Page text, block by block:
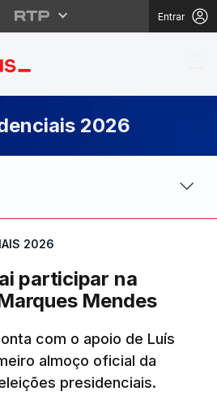
Entrar
vai
2026
2026
participar na
Mendes
com o apoio de Luís
almoço oficial da
presidenciais.